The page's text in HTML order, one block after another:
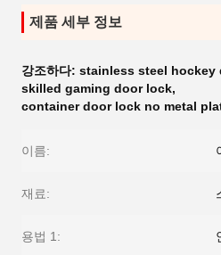
제품 세부 정보
강조하다: stainless steel hockey
skilled gaming door lock,
container door lock no metal
이름:
재료:
용법 1: